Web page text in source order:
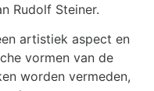
Rudolf Steiner.
artistiek aspect en
vormen van de
worden vermeden,